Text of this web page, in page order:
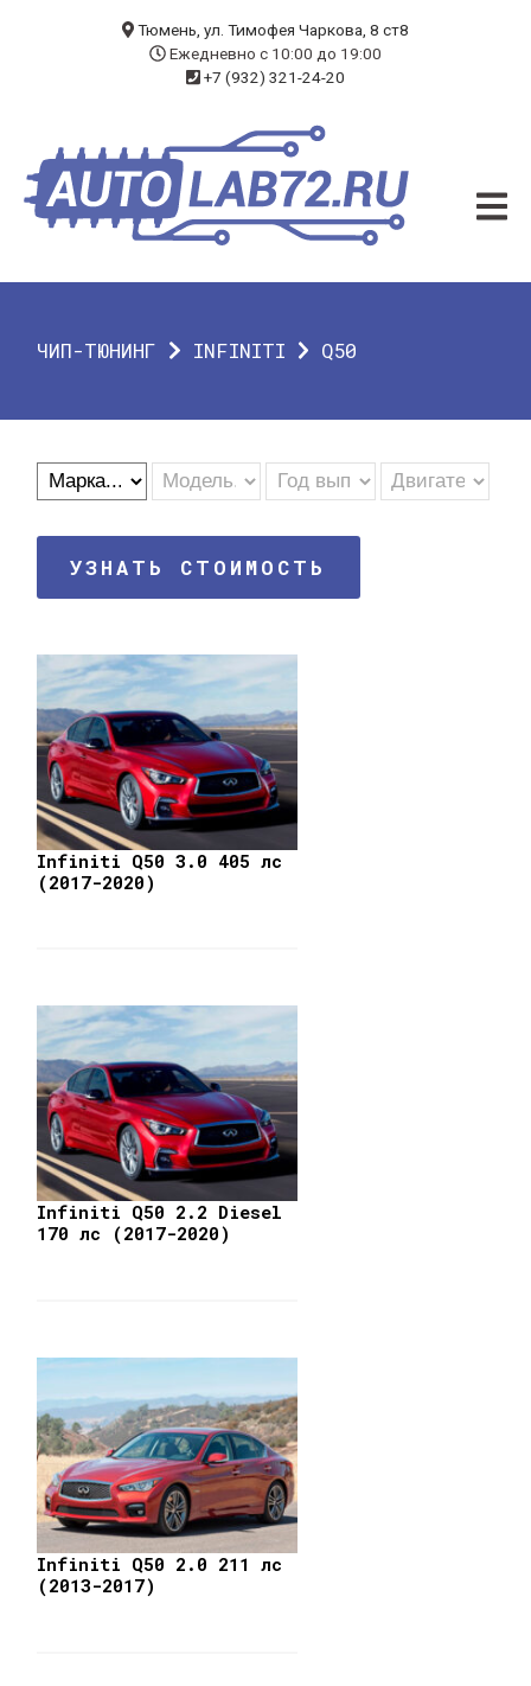
ЧИП-ТЮНИНГ
ДИАГНОСТИКА
ГАРАНТИЯ
Тюмень, ул. Тимофея Чаркова, 8 ст8
Ежедневно с 10:00 до 19:00
+7 (932) 321-24-20
ЧИП-ТЮНИНГ INFINITI Q50
УЗНАТЬ СТОИМОСТЬ
Infiniti Q50 3.0 405 лс
(2017-2020)
Infiniti Q50 2.2 Diesel
170 лс (2017-2020)
Infiniti Q50 2.0 211 лс
(2013-2017)